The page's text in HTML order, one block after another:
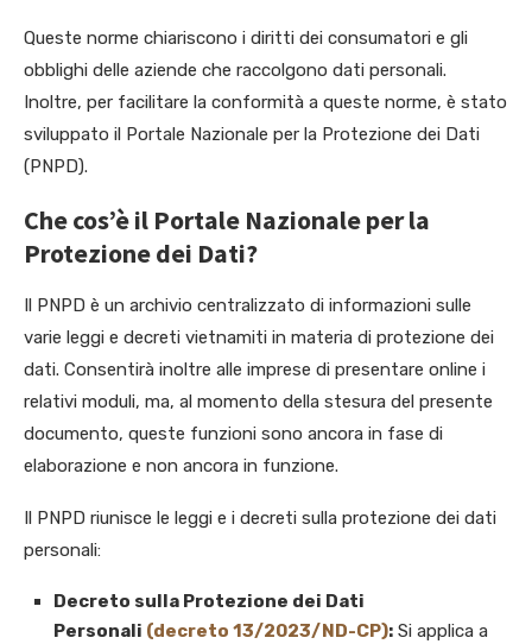
Queste norme chiariscono i diritti dei consumatori e gli
obblighi delle aziende che raccolgono dati personali.
Inoltre, per facilitare la conformità a queste norme, è stato
sviluppato il Portale Nazionale per la Protezione dei Dati
(PNPD).
Che cos’è il Portale Nazionale per la
Protezione dei Dati?
Il PNPD è un archivio centralizzato di informazioni sulle
varie leggi e decreti vietnamiti in materia di protezione dei
dati. Consentirà inoltre alle imprese di presentare online i
relativi moduli, ma, al momento della stesura del presente
documento, queste funzioni sono ancora in fase di
elaborazione e non ancora in funzione.
Il PNPD riunisce le leggi e i decreti sulla protezione dei dati
personali:
Decreto sulla Protezione dei Dati
Personali (decreto 13/2023/ND-CP): Si applica a